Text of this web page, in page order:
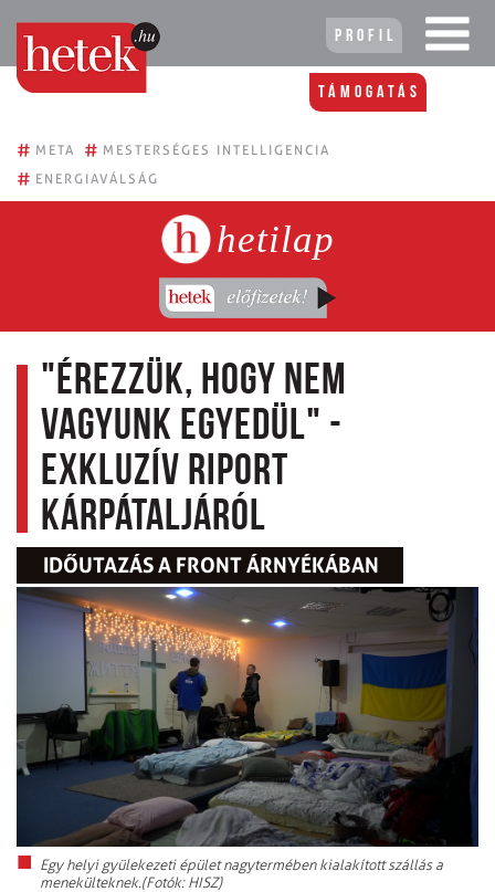
Profil
Támogatás
# META # MESTERSÉGES INTELLIGENCIA
# ENERGIAVÁLSÁG
hetilap
"Érezzük, hogy nem
vagyunk egyedül" -
Exkluzív riport
Kárpátaljáról
IDŐUTAZÁS A FRONT ÁRNYÉKÁBAN
Egy helyi gyülekezeti épület nagytermében kialakított szállás a
menekülteknek.(Fotók: HISZ)